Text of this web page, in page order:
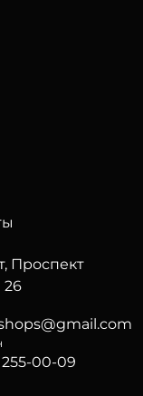
Проспект
255-00-09